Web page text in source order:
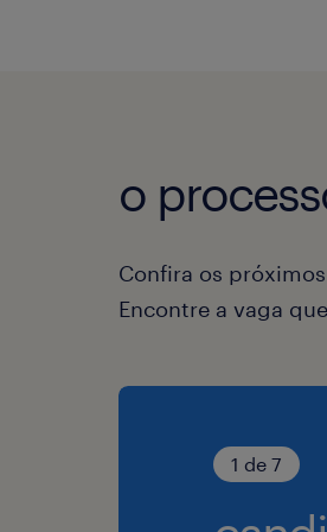
o
Confira os
Encontre a vaga
1 de 7